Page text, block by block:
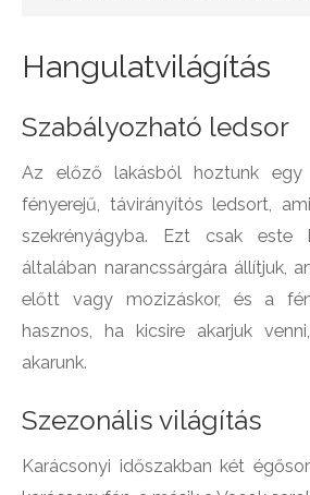
Hangulatvilágítás
Szabályozható ledsor
Az előző lakásból hoztunk
fényerejű, távirányítós ledsort,
szekrényágyba. Ezt csak este
általában narancssárgára állítjuk,
előtt vagy mozizáskor, és a
hasznos, ha kicsire akarjuk
akarunk.
Szezonális világítás
Karácsonyi időszakban két